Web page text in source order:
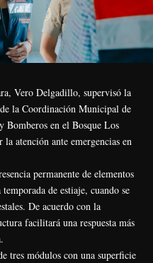
Vero Delgadillo, supervisó la
la Coordinación Municipal de
Bomberos en el Bosque Los
atención ante emergencias en
permanente de elementos
de estiaje, cuando se
De acuerdo con la
facilitará una respuesta más
tres módulos con una superficie